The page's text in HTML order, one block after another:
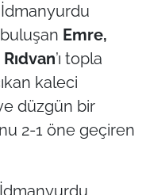
Emre,
Rıdvan’ı topla
kaleci
düzgün bir
2-1 öne geçiren